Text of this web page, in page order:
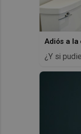
Adiós a la
¿Y si